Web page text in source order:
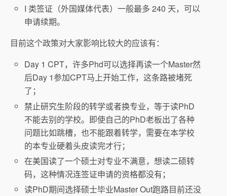
I 类签证（外国媒体代表）一般最多 240 天，可以
申请续期。
目前这个政策对大家影响比较大的应该有：
Day 1 CPT，许多Phd可以选择再读一个Master然
后Day 1参加CPT马上开始工作，这条路被堵死
了；
禁止研究生阶段的转学或者换专业，等于读PhD
不能去别的学校。即使自己的PhD老板出了各种
问题比如跳槽，也不能跟着转学，需要在本学校
的本专业硬着头皮读完才行；
在美国读了一个硕士对专业不满意，想读二硕转
码，这种情况连签证申请的资格都没有；
读PhD期间选择硕士毕业Master Out跑路目前还没